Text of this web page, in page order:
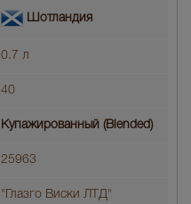
Шотландия
0.7 л
40
Купажированный (Blended)
25963
"Глазго Виски ЛТД"